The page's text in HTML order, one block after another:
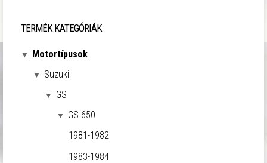
TERMÉK KATEGÓRIÁK
Motortípusok
Suzuki
GS
GS 650
1981-1982
1983-1984